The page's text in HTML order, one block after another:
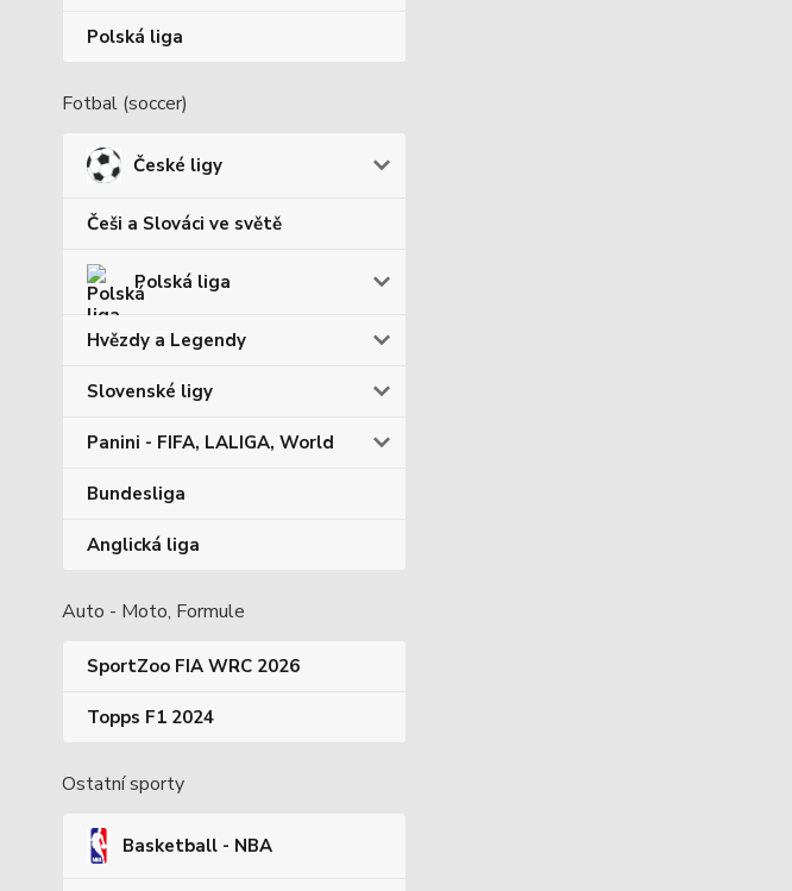
Polská liga
Fotbal (soccer)
České ligy
Češi a Slováci ve světě
Polská liga
Hvězdy a Legendy
Slovenské ligy
Panini - FIFA, LALIGA, World
Bundesliga
Anglická liga
Auto - Moto, Formule
SportZoo FIA WRC 2026
Topps F1 2024
Ostatní sporty
Basketball - NBA